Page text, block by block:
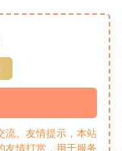
流。友情提示，本站
友情打赏，用于服务